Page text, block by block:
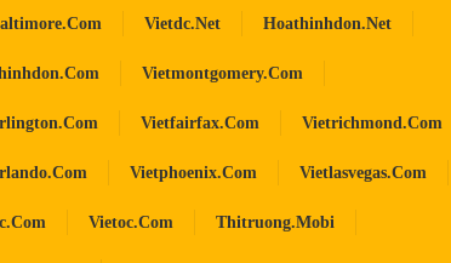
Vietdc.net Hoathinhdon.net
Vietmontgomery.com
Vietfairfax.com Vietrichmond.com
Vietphoenix.com Vietlasvegas.com
Vietoc.com Thitruong.mobi